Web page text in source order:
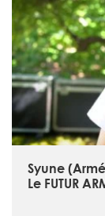
Syune
Le FUTUR